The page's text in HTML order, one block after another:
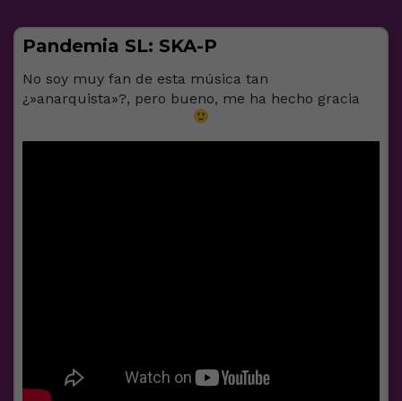
Pandemia SL: SKA-P
No soy muy fan de esta música tan
¿»anarquista»?, pero bueno, me ha hecho gracia